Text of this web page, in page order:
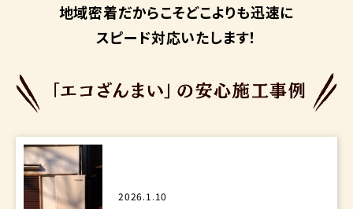
地域密着だからこそどこよりも迅速に
スピード対応いたします！
2026.1.10